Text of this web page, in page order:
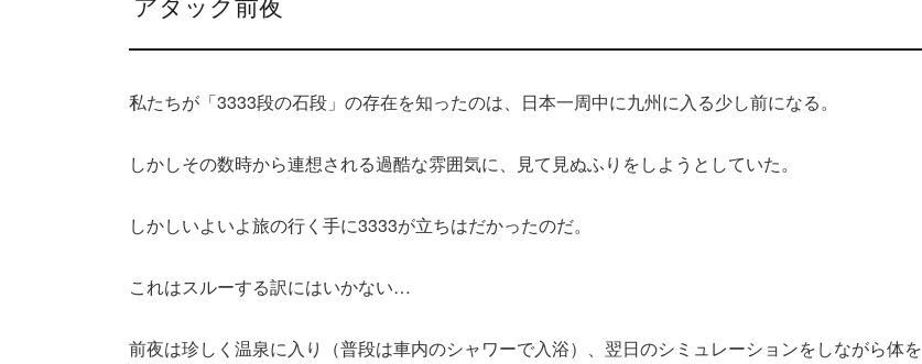
アタック前夜
私たちが「3333段の石段」の存在を知ったのは、日本一周中に九州に入る少し前になる。
しかしその数時から連想される過酷な雰囲気に、見て見ぬふりをしようとしていた。
しかしいよいよ旅の行く手に3333が立ちはだかったのだ。
これはスルーする訳にはいかない…
前夜は珍しく温泉に入り（普段は車内のシャワーで入浴）、翌日のシミュレーションをしながら体を